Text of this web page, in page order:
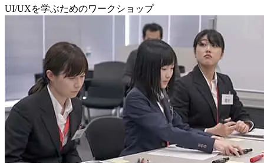
UI/UXを学ぶためのワークショップ